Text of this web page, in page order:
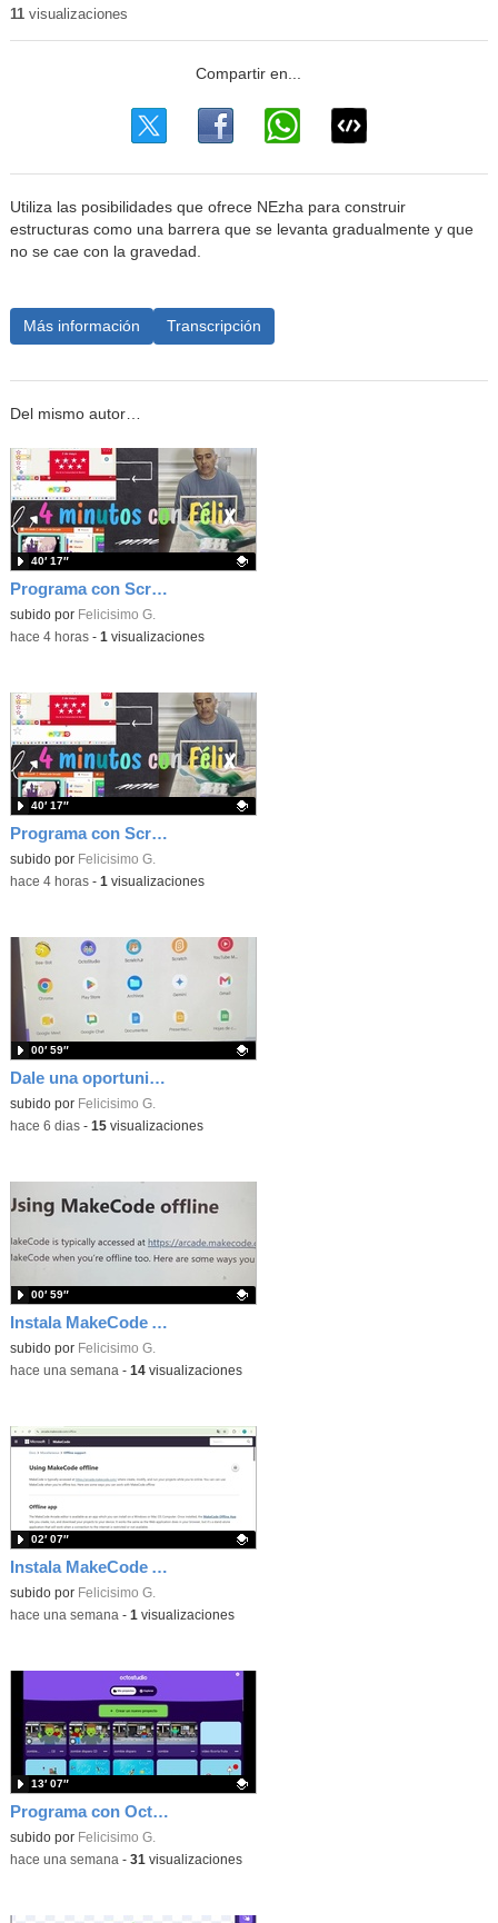
11visualizaciones
Utiliza las posibilidades que ofrece NEzha para construir
estructuras como una barrera que se levanta gradualmente y que
no se cae con la gravedad.
Más información Transcripción
Del mismo autor…
Programa con Scratch, 8 diferentes juegos para vivir la emoción de los partidos de España en el mundial 2026
Contenido educativo.
subido por Felicisimo G.
40′ 17″
-hace 4 horas- 1 visualizaciones
Programa con Scratch juegos con los partidos del mundial 2026 ganados por España
Contenido educativo.
subido por Felicisimo G.
40′ 17″
-hace 4 horas- 1 visualizaciones
Dale una oportunidad a los Chromebooks y utiliza un proyector para realizar talleres si no tienes pantallas táctiles
Contenido educativo.
subido por Felicisimo G.
00′ 59″
-hace 6 dias- 15visualizaciones
Instala MakeCode Arcade para trabajar offline en tu tablet, ordenador, Chromebook
Contenido educativo.
subido por Felicisimo G.
00′ 59″
-hace una semana - 14visualizaciones
Instala MakeCode Arcade offline para programar grandes juegos sin necesidad de Internet
Contenido educativo.
subido por Felicisimo G.
02′ 07″
-hace una semana - 1 visualizaciones
Programa con OctoStudio, un juego de disparos contra Zombies con un cargador basado en el House of the dead
Contenido educativo.
subido por Felicisimo G.
13′ 07″
-hace una semana - 31 visualizaciones